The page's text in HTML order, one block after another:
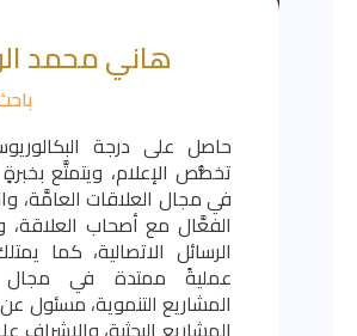
هاني محمد
حاصل على درجة
تخصُّص الإعلام، ويتمتَّع
في مجال العلاقات العامَّة،
الفعَّال مع أصحاب العلاقة،
الرسائل الاتصالية، كما
عمليةً ممتدة في مجال
المشاريع التنموية، مسئول